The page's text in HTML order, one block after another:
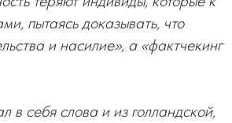
пытаясь доказывать, что
и насилие», а «фактчекинг
в себя слова и из голландской,